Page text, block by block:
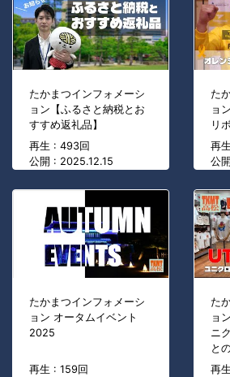
たかまつインフォメーシ
ョン【ふるさと納税とお
すすめ返礼品】
再生 : 493回
公開 : 2025.12.15
た
ョ
リ
再
公
たかまつインフォメーシ
ョン オータムイベント
2025
再生 : 159回
た
ョ
ニ
と
再